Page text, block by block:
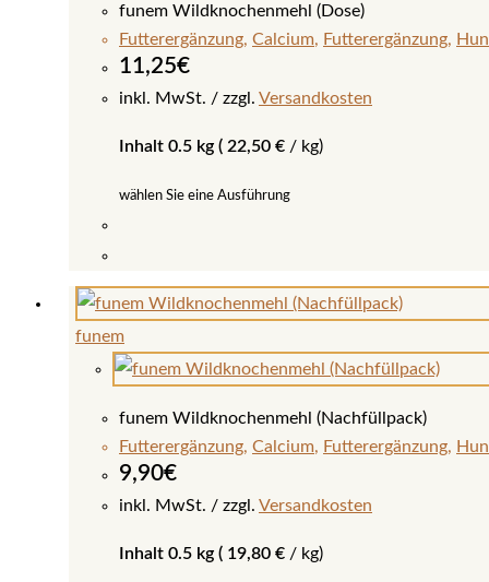
Die
Optionen
können
der
funem Wildknochenmehl (Dose)
Futterergänzung, Calcium, Futterergänzung,
11,25€
inkl. MwSt. zzgl. Versandkosten
Inhalt 0.5 kg ( 22,50 € / kg)
wählen Sie eine Ausführung
Produkt
weist
mehrere
Varianten
Die
Optionen
können
der
funem
funem Wildknochenmehl (Nachfüllpack)
Futterergänzung, Calcium, Futterergänzung,
9,90€
inkl. MwSt. zzgl. Versandkosten
Inhalt 0.5 kg ( 19,80 € / kg)